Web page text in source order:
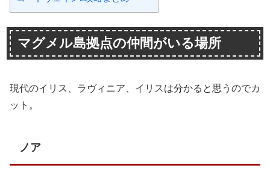
マグメル島拠点の仲間がいる場所
現代のイリス、ラヴィニア、イリスは分かると思うのでカ
ット。
ノア